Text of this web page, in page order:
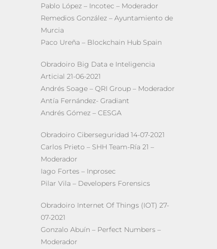
Pablo López – Incotec – Moderador
Remedios González – Ayuntamiento de
Murcia
Paco Ureña – Blockchain Hub Spain
Obradoiro Big Data e Inteligencia
Articial 21-06-2021
Andrés Soage – QRI Group – Moderador
Antía Fernández- Gradiant
Andrés Gómez – CESGA
Obradoiro Ciberseguridad 14-07-2021
Carlos Prieto – SHH Team-Ría 21 –
Moderador
Iago Fortes – Inprosec
Pilar Vila – Developers Forensics
Obradoiro Internet Of Things (IOT) 27-
07-2021
Gonzalo Abuín – Perfect Numbers –
Moderador